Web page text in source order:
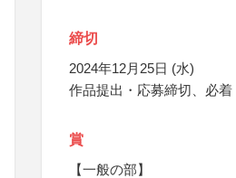
締切
2024年12月25日 (水)
作品提出・応募締切、必着
賞
【一般の部】